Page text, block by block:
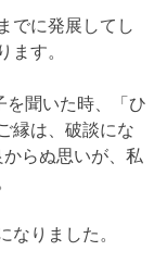
でに発展してし
ます。
を聞いた時、「ひ
縁は、破談にな
からぬ思いが、私
なりました。